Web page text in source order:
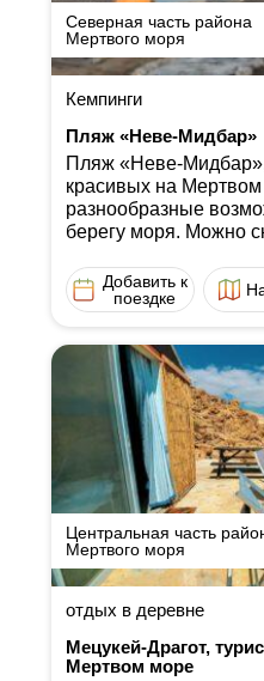
Северная часть района
Мертвого моря
Кемпинги
Пляж «Неве-Мидбар»
Пляж «Неве-
красивых на
разнообразные
берегу моря. Можно
Добавить к
поездке
Центральная часть
Мертвого моря
отдых в деревне
Мецукей-Драгот,
Мертвом море